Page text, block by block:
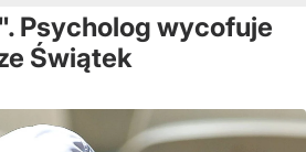
Psycholog wycofuje
Świątek